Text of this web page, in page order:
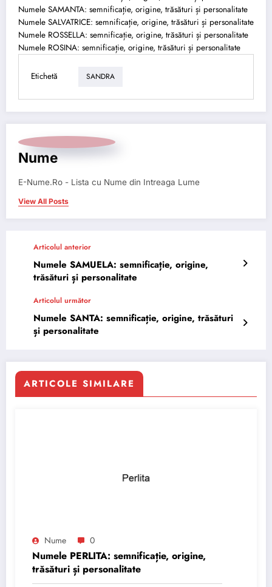
Numele SAMANTA: semnificație, origine, trăsături și personalitate
Numele SALVATRICE: semnificație, origine, trăsături și personalitate
Numele ROSSELLA: semnificație, origine, trăsături și personalitate
Numele ROSINA: semnificație, origine, trăsături și personalitate
Etichetă SANDRA
Nume
E-Nume.Ro - Lista cu Nume din Intreaga Lume
View All Posts
Articolul anterior
Numele SAMUELA: semnificație, origine,
trăsături și personalitate
Articolul următor
Numele SANTA: semnificație, origine, trăsături
și personalitate
ARTICOLE SIMILARE
Nume 0
Numele PERLITA: semnificație, origine,
trăsături și personalitate